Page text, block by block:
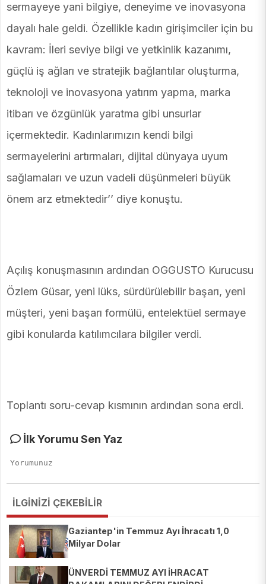
sermayeye yani bilgiye, deneyime ve inovasyona
dayalı hale geldi. Özellikle kadın girişimciler için bu
kavram: İleri seviye bilgi ve yetkinlik kazanımı,
güçlü iş ağları ve stratejik bağlantılar oluşturma,
teknoloji ve inovasyona yatırım yapma, marka
itibarı ve özgünlük yaratma gibi unsurlar
içermektedir. Kadınlarımızın kendi bilgi
sermayelerini artırmaları, dijital dünyaya uyum
sağlamaları ve uzun vadeli düşünmeleri büyük
önem arz etmektedir’’ diye konuştu.
Açılış konuşmasının ardından OGGUSTO Kurucusu
Özlem Güsar, yeni lüks, sürdürülebilir başarı, yeni
müşteri, yeni başarı formülü, entelektüel sermaye
gibi konularda katılımcılara bilgiler verdi.
Toplantı soru-cevap kısmının ardından sona erdi.
İlk Yorumu Sen Yaz
İLGİNİZİ ÇEKEBİLİR
Gaziantep'in Temmuz Ayı İhracatı 1,0
Milyar Dolar
ÜNVERDİ TEMMUZ AYI İHRACAT